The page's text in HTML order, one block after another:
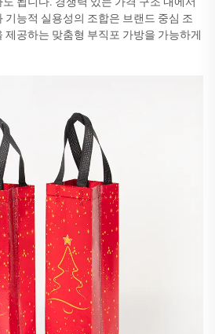
기능적 실용성의 조합은 브랜드 중심 조
제공하는 맞춤형 부직포 가방을 가능하게